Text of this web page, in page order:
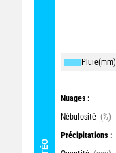
Pluie(mm)
Nuages :
Nébulosité (%)
Précipitations :